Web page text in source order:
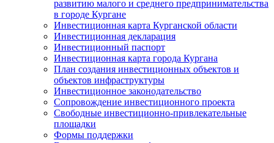
развитию малого и среднего предпринимательства
в городе Кургане
Инвестиционная карта Курганской области
Инвестиционная декларация
Инвестиционный паспорт
Инвестиционная карта города Кургана
План создания инвестиционных объектов и
объектов инфраструктуры
Инвестиционное законодательство
Сопровождение инвестиционного проекта
Свободные инвестиционно-привлекательные
площадки
Формы поддержки